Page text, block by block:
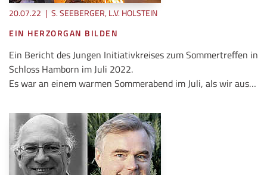
20.07.22 | S. SEEBERGER, L.V. HOLSTEIN
EIN HERZORGAN BILDEN
Ein Bericht des Jungen Initiativkreises zum Sommertreffen in
Schloss Hamborn im Juli 2022.
Es war an einem warmen Sommerabend im Juli, als wir aus…